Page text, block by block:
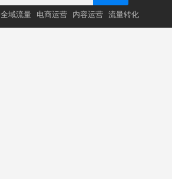
全域流量 电商运营 内容运营 流量转化